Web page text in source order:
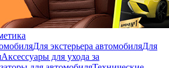
Для экстерьера автомобиляДля
Аксессуары для ухода за